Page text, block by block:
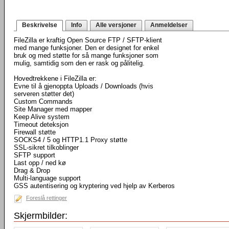
Beskrivelse Info Alle versjoner Anmeldelser
FileZilla er kraftig Open Source FTP / SFTP-klient
med mange funksjoner. Den er designet for enkel
bruk og med støtte for så mange funksjoner som
mulig, samtidig som den er rask og pålitelig.
Hovedtrekkene i FileZilla er:
Evne til å gjenoppta Uploads / Downloads (hvis
serveren støtter det)
Custom Commands
Site Manager med mapper
Keep Alive system
Timeout deteksjon
Firewall støtte
SOCKS4 / 5 og HTTP1.1 Proxy støtte
SSL-sikret tilkoblinger
SFTP support
Last opp / ned kø
Drag & Drop
Multi-language support
GSS autentisering og kryptering ved hjelp av Kerberos
Foreslå rettinger
Skjermbilder: